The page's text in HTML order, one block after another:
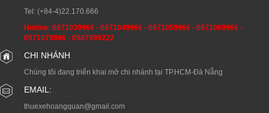
Tel: (+84-4)22.170.666
Hotline: 0971039966 - 0971049966 - 0971059966 - 0971069966 -
0971079966 - 0987999222
CHI NHÁNH
Chúng tôi đang triển khai mở chi nhánh tại TP.HCM-Đà Nẵng
EMAIL:
thuexehoangquan@gmail.com